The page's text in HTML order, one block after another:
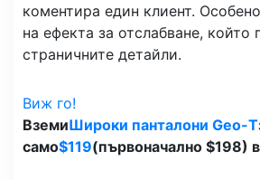
коментира един клиент.
на ефекта за отслабване, който
страничните детайли.
Виж го!
ВземиШироки панталони Geo-T
само$119(първоначално $198)